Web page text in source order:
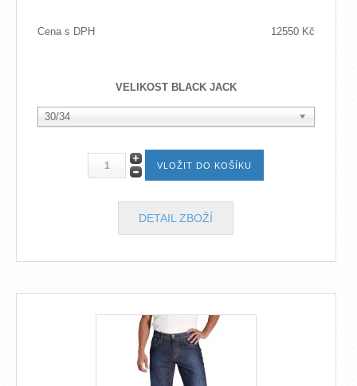
Cena s DPH 12550 Kč
VELIKOST BLACK JACK
30/34
DETAIL ZBOŽÍ